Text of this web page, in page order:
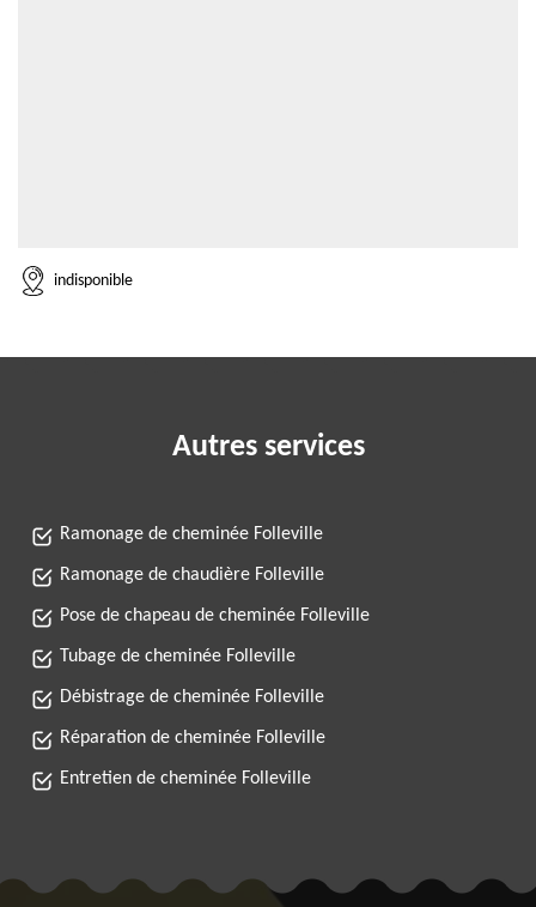
indisponible
Autres services
Ramonage de cheminée Folleville
Ramonage de chaudière Folleville
Pose de chapeau de cheminée Folleville
Tubage de cheminée Folleville
Débistrage de cheminée Folleville
Réparation de cheminée Folleville
Entretien de cheminée Folleville